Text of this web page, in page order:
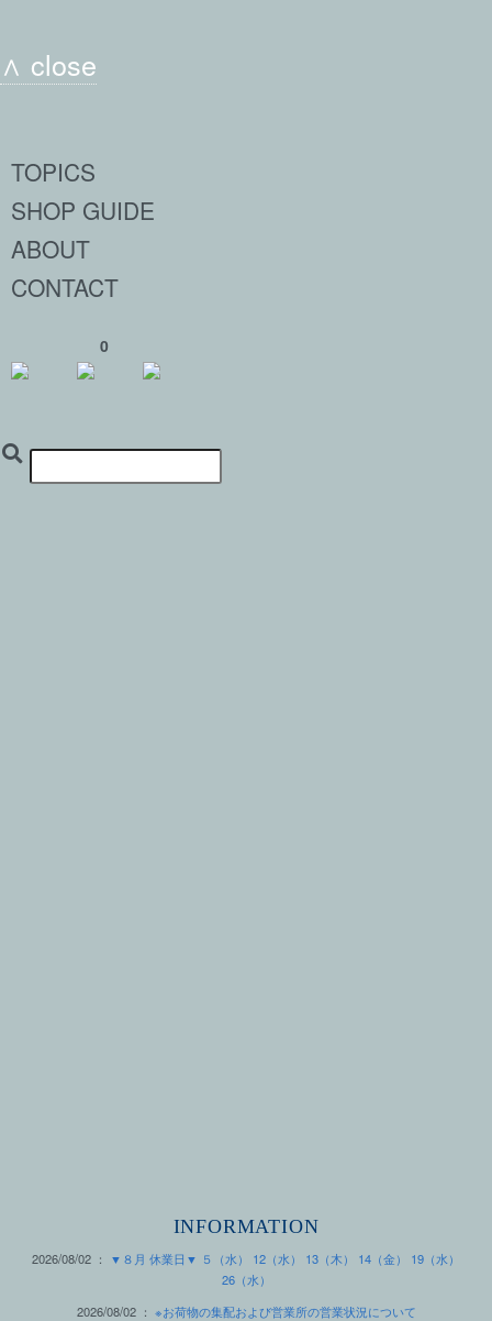
∧ close
TOPICS
SHOP GUIDE
ABOUT
CONTACT
0
INFORMATION
2026/08/02 ：
▼８月 休業日▼ ５（水） 12（水） 13（木） 14（金） 19（水）
26（水）
2026/08/02 ： ※お荷物の集配および営業所の営業状況について